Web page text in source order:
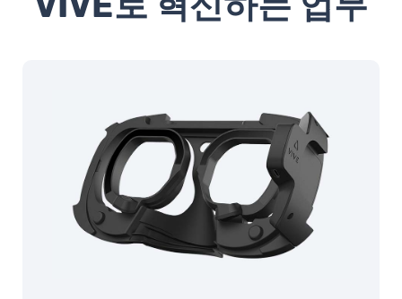
11.6g +/-1g
올인원 VR 지원 VIVE WAVE
PC VR 지원
OpenXR (VIVE
Business Streaming 이